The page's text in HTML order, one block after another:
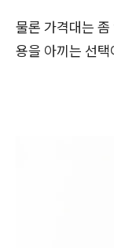
물론 가격대는
용을 아끼는 선